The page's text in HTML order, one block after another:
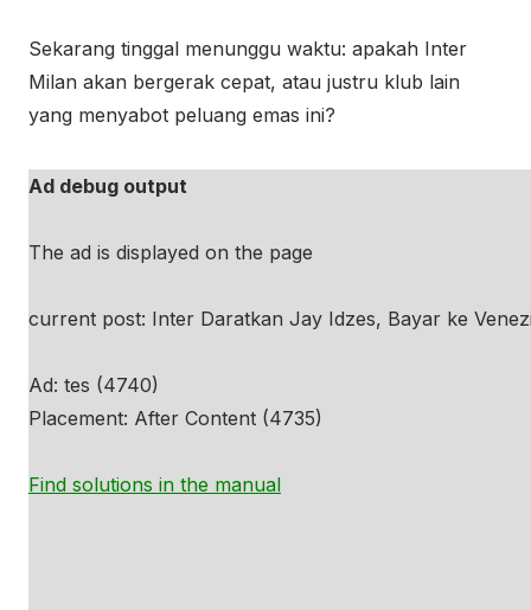
Sekarang tinggal menunggu waktu: apakah Inter
Milan akan bergerak cepat, atau justru klub lain
yang menyabot peluang emas ini?
Ad debug output
The ad is displayed on the page
current post: Inter Daratkan Jay Idzes, Bayar ke
Ad: tes (4740)
Placement: After Content (4735)
Find solutions in the manual